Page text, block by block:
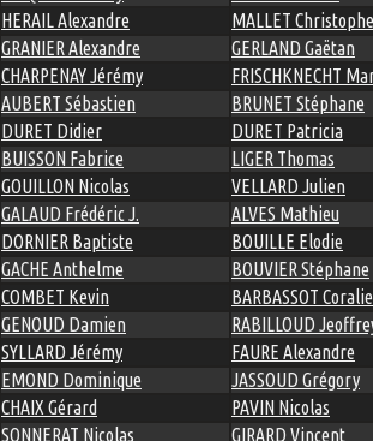
HERAIL Alexandre MALLET Christophe
GRANIER Alexandre GERLAND Gaëtan
CHARPENAY Jérémy FRISCHKNECHT
AUBERT Sébastien BRUNET Stéphane
DURET Didier DURET Patricia
BUISSON Fabrice LIGER Thomas
GOUILLON Nicolas VELLARD Julien
GALAUD Frédéric J. ALVES Mathieu
DORNIER Baptiste BOUILLE Elodie
GACHE Anthelme BOUVIER Stéphane
COMBET Kevin BARBASSOT Coralie
GENOUD Damien RABILLOUD
SYLLARD Jérémy FAURE Alexandre
EMOND Dominique JASSOUD Grégory
CHAIX Gérard PAVIN Nicolas
SONNERAT Nicolas GIRARD Vincent